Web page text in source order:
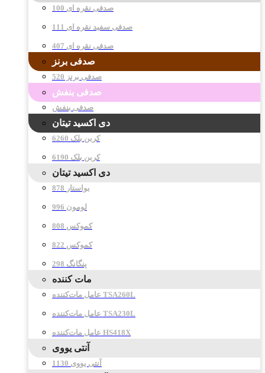
صدفی نقره ای 100
صدفی سفید نقره ای 111
صدفی نقره ای 407
صدفی برنز
صدفی برنز 520
صدفی بنفش
صدفی بنفش
دی اکسید تیتان
کربن بلک 6260
کربن بلک 6190
دی اکسید تیتان
878 بواستار
996 لومون
808 کموکس
822 کموکس
298 پنگانگ
مات کننده
عامل مات‌کننده TSA260L
عامل مات‌کننده TSA230L
عامل مات‌کننده HS418X
آنتی یووی
آنتی یووی 1130